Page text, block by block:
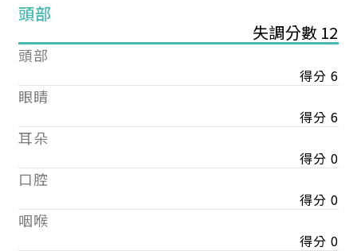
頭部
失調分數 12
頭部
得分 6
眼睛
得分 6
耳朵
得分 0
口腔
得分 0
咽喉
得分 0